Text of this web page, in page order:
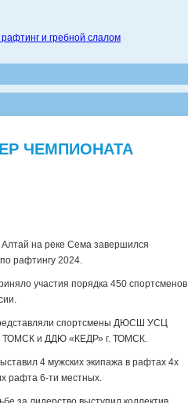
и гребной слалом
ЧЕМПИОНАТА
Алтай на реке Сема завершился
рафтингу 2024.
участия порядка 450 спортсменов
спортсмены ДЮСШ УСЦ
ТОМСК и ДДЮ «КЕДР» г. ТОМСК.
4 мужских экипажа в рафтах 4х
рафта 6-ти местных.